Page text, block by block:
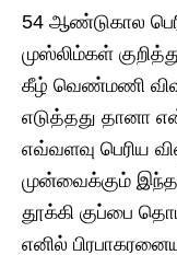
54 ஆண்டுகால
முஸ்லிம்கள்
கீழ் வெண்மணி
எடுத்தது தானா
எவ்வளவு பெரிய
முன்வைக்கும் இந்த
தூக்கி குப்பை
எனில்